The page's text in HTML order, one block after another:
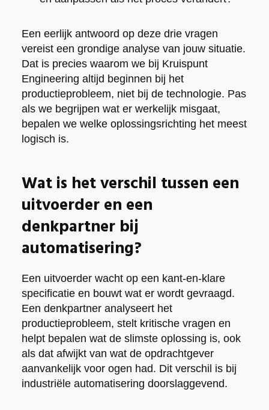
Een eerlijk antwoord op deze drie vragen
vereist een grondige analyse van jouw situatie.
Dat is precies waarom we bij Kruispunt
Engineering altijd beginnen bij het
productieprobleem, niet bij de technologie. Pas
als we begrijpen wat er werkelijk misgaat,
bepalen we welke oplossingsrichting het meest
logisch is.
Wat is het verschil tussen een
uitvoerder en een
denkpartner bij
automatisering?
Een uitvoerder wacht op een kant-en-klare
specificatie en bouwt wat er wordt gevraagd.
Een denkpartner analyseert het
productieprobleem, stelt kritische vragen en
helpt bepalen wat de slimste oplossing is, ook
als dat afwijkt van wat de opdrachtgever
aanvankelijk voor ogen had. Dit verschil is bij
industriële automatisering doorslaggevend.